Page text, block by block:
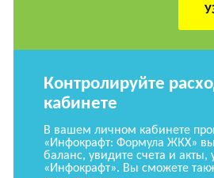
Контролируйте
кабинете
В вашем личном кабинете
«Инфокрафт: Формула ЖКХ»
баланс, увидите счета и акты,
«Инфокрафт». Вы сможете